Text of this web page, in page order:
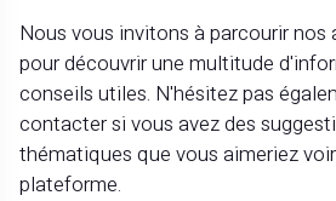
Nous vous invitons à parcourir nos
pour découvrir une multitude
conseils utiles. N'hésitez pas
contacter si vous avez des
thématiques que vous aimeriez
plateforme.